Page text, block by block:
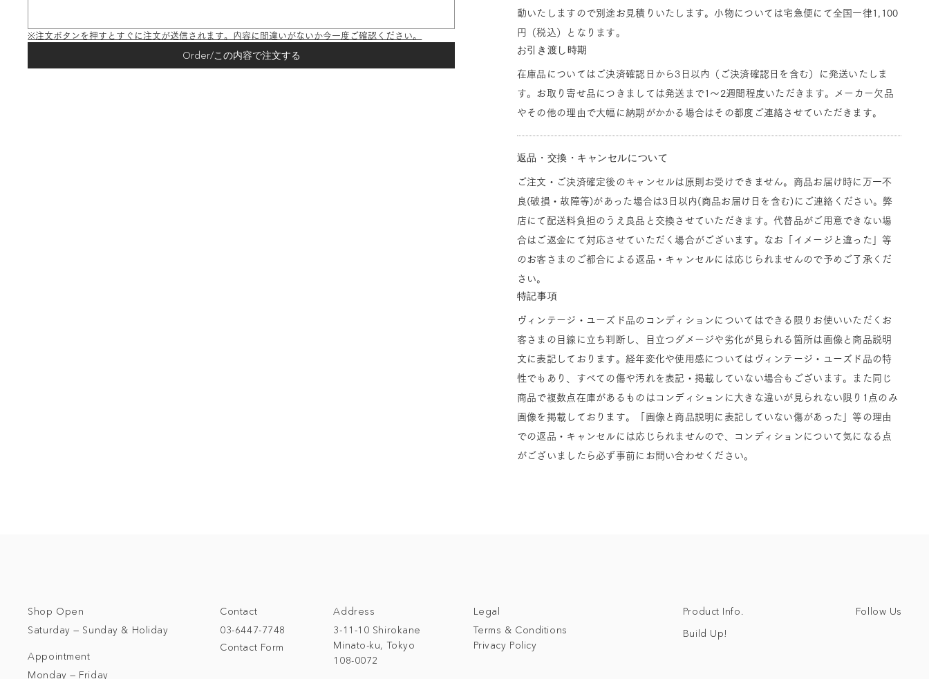
※注文ボタンを押すとすぐに注文が送信されます。内容に間違いがないか今一度ご確認ください。
Order/この内容で注文する
動いたしますので別途お見積りいたします。小物については宅急便にて全国一律1,100
円（税込）となります。
お引き渡し時期
在庫品についてはご決済確認日から3日以内（ご決済確認日を含む）に発送いたしま
す。お取り寄せ品につきましては発送まで1～2週間程度いただきます。メーカー欠品
やその他の理由で大幅に納期がかかる場合はその都度ご連絡させていただきます。
返品・交換・キャンセルについて
ご注文・ご決済確定後のキャンセルは原則お受けできません。商品お届け時に万一不
良(破損・故障等)があった場合は3日以内(商品お届け日を含む)にご連絡ください。弊
店にて配送料負担のうえ良品と交換させていただきます。代替品がご用意できない場
合はご返金にて対応させていただく場合がございます。なお「イメージと違った」等
のお客さまのご都合による返品・キャンセルには応じられませんので予めご了承くだ
さい。
特記事項
ヴィンテージ・ユーズド品のコンディションについてはできる限りお使いいただくお
客さまの目線に立ち判断し、目立つダメージや劣化が見られる箇所は画像と商品説明
文に表記しております。経年変化や使用感についてはヴィンテージ・ユーズド品の特
性でもあり、すべての傷や汚れを表記・掲載していない場合もございます。また同じ
商品で複数点在庫があるものはコンディションに大きな違いが見られない限り1点のみ
画像を掲載しております。「画像と商品説明に表記していない傷があった」等の理由
での返品・キャンセルには応じられませんので、コンディションについて気になる点
がございましたら必ず事前にお問い合わせください。
Address
3-11-10 Shirokane
Minato-ku, Tokyo
108-0072
Contact
03-6447-7748
Contact Form
Shop Open
Saturday — Sunday & Holiday
Appointment
Monday — Friday
Legal
Terms & Conditions
Privacy Policy
Product Info.
Build Up!
Follow Us